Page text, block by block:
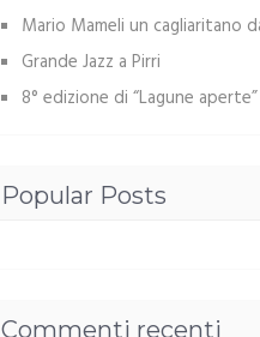
Mario Mameli un cagliaritano
Grande Jazz a Pirri
8° edizione di “Lagune
Popular Posts
Commenti recenti